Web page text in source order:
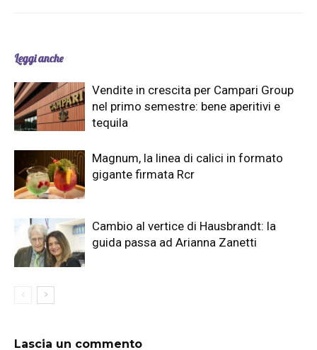
Leggi anche
Vendite in crescita per Campari Group
nel primo semestre: bene aperitivi e
tequila
Magnum, la linea di calici in formato
gigante firmata Rcr
Cambio al vertice di Hausbrandt: la
guida passa ad Arianna Zanetti
Lascia un commento